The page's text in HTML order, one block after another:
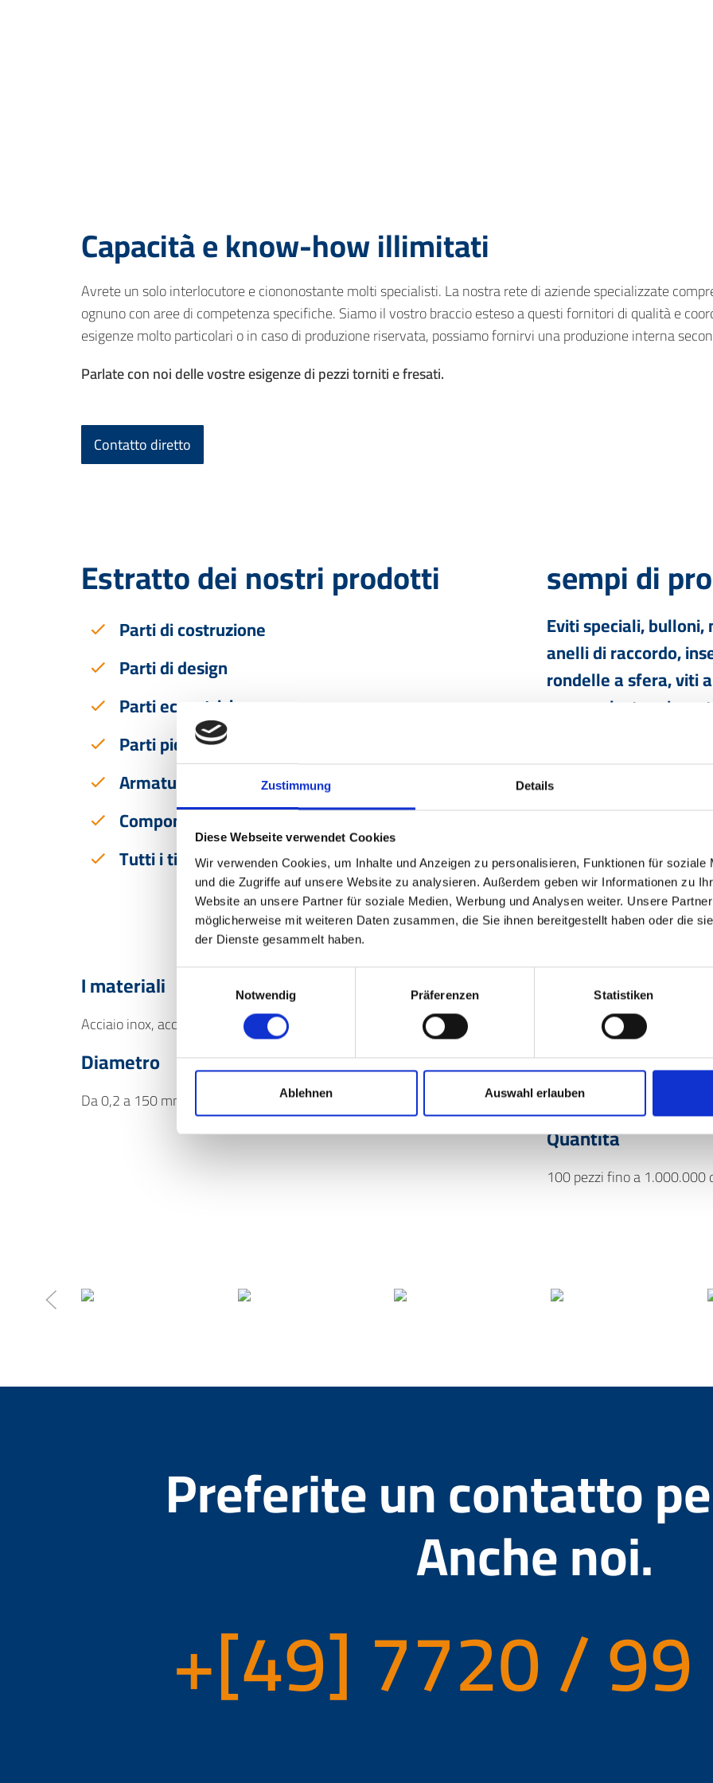
Zustimmung Details
Diese Webseite verwendet Cookies
Wir verwenden Cookies, um Inhalte und Anzeigen zu personalisieren, Funktionen für soziale
und die Zugriffe auf unsere Website zu analysieren. Außerdem geben wir Informationen zu
Website an unsere Partner für soziale Medien, Werbung und Analysen weiter. Unsere
möglicherweise mit weiteren Daten zusammen, die Sie ihnen bereitgestellt haben oder die
der Dienste gesammelt haben.
Notwendig
Präferenzen Statistiken
Ablehnen Auswahl erlauben
Capacità e know-how illimitati
Avrete un solo interlocutore e ciononostante molti specialisti. La nostra rete di aziende specializzate
ognuno con aree di competenza specifiche. Siamo il vostro braccio esteso a questi fornitori di qualità e
esigenze molto particolari o in caso di produzione riservata, possiamo fornirvi una produzione interna
Parlate con noi delle vostre esigenze di pezzi torniti e fresati.
Contatto diretto
Estratto dei nostri prodotti
Parti di costruzione
Parti di design
Parti eccentriche
Parti piccolissime
Armature
Componenti idraulici
Tutti i tipi di filetto
sempi di
Eviti speciali,
anelli di raccordo,
rondelle a sfera, viti
manopole, tappi,
alberi, rulli,
supporto e
I materiali
Acciaio inox, acciaio, ottone, alluminio, plastica
Diametro
Da 0,2 a 150 mm
Processo di
Tornitura, fresatura,
Elaborazione del
Bordo a 8, bordo a 6,
Quantità
100 pezzi fino a 1.000.000
Preferite un contatto
Anche noi.
+[49] 7720 /